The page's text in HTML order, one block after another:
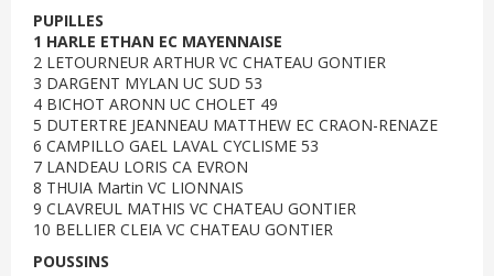
PUPILLES
1 HARLE ETHAN EC MAYENNAISE
2 LETOURNEUR ARTHUR VC CHATEAU GONTIER
3 DARGENT MYLAN UC SUD 53
4 BICHOT ARONN UC CHOLET 49
5 DUTERTRE JEANNEAU MATTHEW EC CRAON-RENAZE
6 CAMPILLO GAEL LAVAL CYCLISME 53
7 LANDEAU LORIS CA EVRON
8 THUIA Martin VC LIONNAIS
9 CLAVREUL MATHIS VC CHATEAU GONTIER
10 BELLIER CLEIA VC CHATEAU GONTIER
POUSSINS